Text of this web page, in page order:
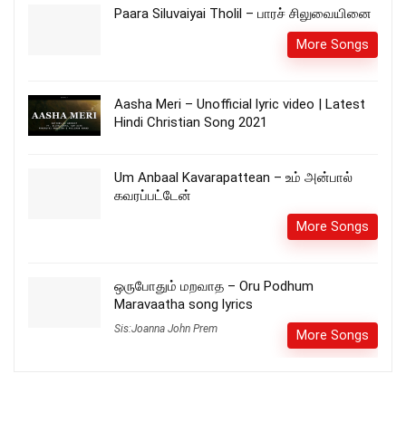
Paara Siluvaiyai Tholil – பாரச் சிலுவையினை
More Songs
Aasha Meri – Unofficial lyric video | Latest
Hindi Christian Song 2021
Um Anbaal Kavarapattean – உம் அன்பால்
கவரப்பட்டேன்
More Songs
ஒருபோதும் மறவாத – Oru Podhum
Maravaatha song lyrics
Sis:Joanna John Prem More Songs